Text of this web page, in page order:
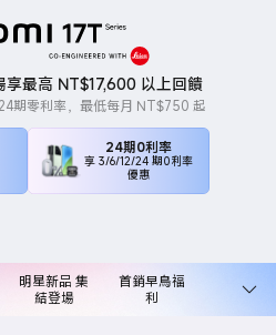
最高 NT$17,600 以上回饋
期零利率，最低每月 NT$750 起
24期0利率
享 3/6/12/24 期0利率
優惠
明星新品 集
結登場
首銷早鳥福
利